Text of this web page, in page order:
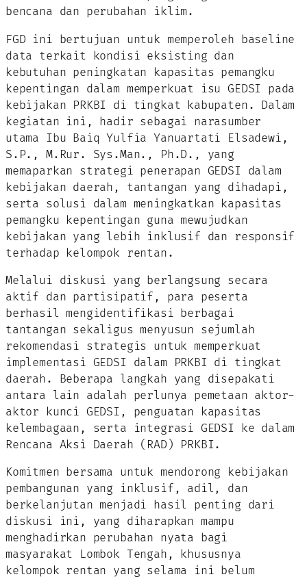
bencana dan perubahan iklim.
FGD ini bertujuan untuk memperoleh baseline
data terkait kondisi eksisting dan
kebutuhan peningkatan kapasitas pemangku
kepentingan dalam memperkuat isu GEDSI pada
kebijakan PRKBI di tingkat kabupaten. Dalam
kegiatan ini, hadir sebagai narasumber
utama Ibu Baiq Yulfia Yanuartati Elsadewi,
S.P., M.Rur. Sys.Man., Ph.D., yang
memaparkan strategi penerapan GEDSI dalam
kebijakan daerah, tantangan yang dihadapi,
serta solusi dalam meningkatkan kapasitas
pemangku kepentingan guna mewujudkan
kebijakan yang lebih inklusif dan responsif
terhadap kelompok rentan.
Melalui diskusi yang berlangsung secara
aktif dan partisipatif, para peserta
berhasil mengidentifikasi berbagai
tantangan sekaligus menyusun sejumlah
rekomendasi strategis untuk memperkuat
implementasi GEDSI dalam PRKBI di tingkat
daerah. Beberapa langkah yang disepakati
antara lain adalah perlunya pemetaan aktor-
aktor kunci GEDSI, penguatan kapasitas
kelembagaan, serta integrasi GEDSI ke dalam
Rencana Aksi Daerah (RAD) PRKBI.
Komitmen bersama untuk mendorong kebijakan
pembangunan yang inklusif, adil, dan
berkelanjutan menjadi hasil penting dari
diskusi ini, yang diharapkan mampu
menghadirkan perubahan nyata bagi
masyarakat Lombok Tengah, khususnya
kelompok rentan yang selama ini belum